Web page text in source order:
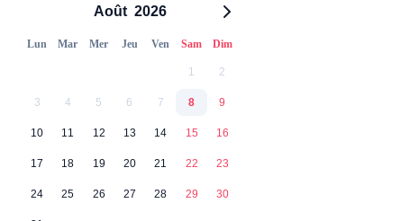
Août 2026
Lun Mar Mer Jeu Ven Sam Dim
1 2
3 4 5 6 7 8 9
10 11 12 13 14 15 16
17 18 19 20 21 22 23
24 25 26 27 28 29 30